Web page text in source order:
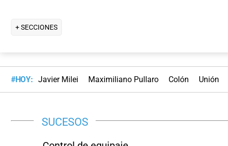
+ SECCIONES
#HOY: Javier Milei Maximiliano Pullaro Colón Unión
SUCESOS